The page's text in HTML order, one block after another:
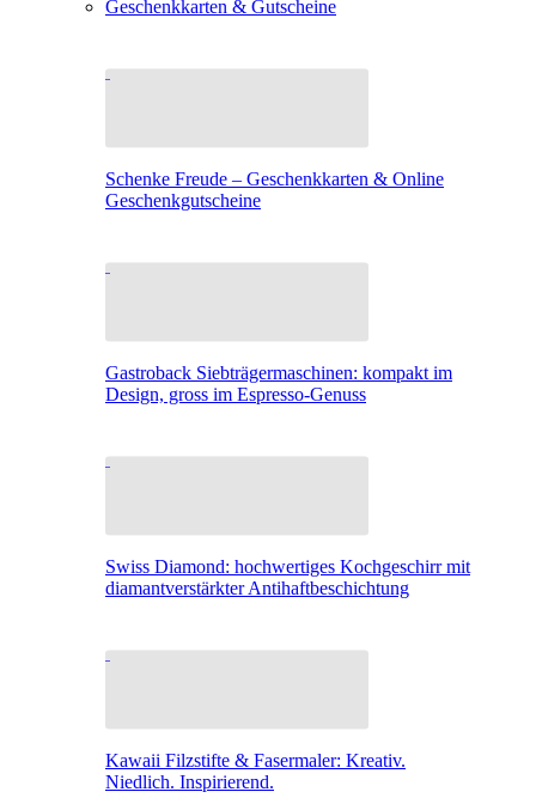
Geschenkkarten & Gutscheine
Schenke Freude – Geschenkkarten & Online
Geschenkgutscheine
Gastroback Siebträgermaschinen: kompakt im
Design, gross im Espresso-Genuss
Swiss Diamond: hochwertiges Kochgeschirr mit
diamantverstärkter Antihaftbeschichtung
Kawaii Filzstifte & Fasermaler: Kreativ.
Niedlich. Inspirierend.